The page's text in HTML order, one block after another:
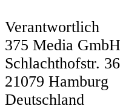
Verantwortlich
375 Media GmbH
Schlachthofstr. 36
21079 Hamburg
Deutschland